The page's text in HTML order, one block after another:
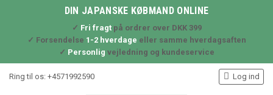
DIN JAPANSKE KØBMAND ONLINE
✓ Fri fragtpå ordrer over DKK 399
✓ Forsendelse 1-2 hverdage eller samme hverdagsaften
✓ Personlig vejledning og kundeservice
Ring til os: +4571992590  Log ind